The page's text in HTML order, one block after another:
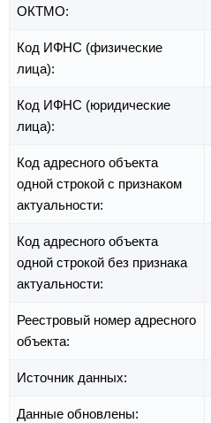
ОКТМО:
Код ИФНС (физические
лица):
Код ИФНС (юридические
лица):
Код адресного объекта
одной строкой с признаком
актуальности:
Код адресного объекта
одной строкой без признака
актуальности:
Реестровый номер адресного
объекта:
Источник данных:
Данные обновлены: